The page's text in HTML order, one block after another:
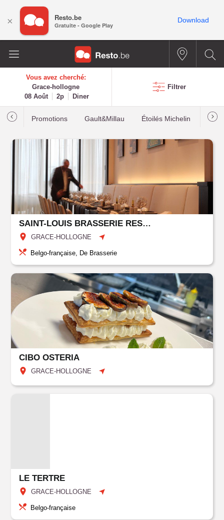
Vous avez cherché:
Grace-hollogne
08 Août
2p Diner
Filtrer
Promotions Gault&Millau Étoilés Michelin Les
SAINT-LOUIS BRASSERIE RESTAURANT
GRACE-HOLLOGNE
Belgo-française, De Brasserie
CIBO OSTERIA
GRACE-HOLLOGNE
LE TERTRE
GRACE-HOLLOGNE
Belgo-française
× Resto.be
Gratuite - Google Play
Download